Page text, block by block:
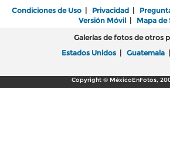
Condiciones de Uso | Privacidad |
Versión Móvil| Mapa de
Galerías de fotos de otros
Estados Unidos | Guatemala
Copyright © MéxicoEnFotos,